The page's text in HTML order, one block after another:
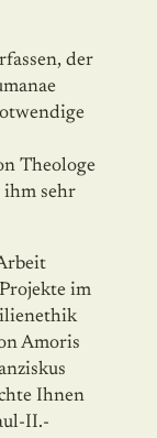
der
Theologe
ihm sehr
im
Amoris
Ihnen
II.-